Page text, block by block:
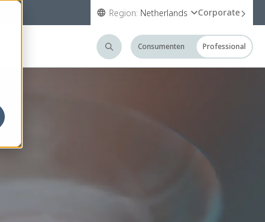
Region: Netherlands Corporate
Consumenten Professional